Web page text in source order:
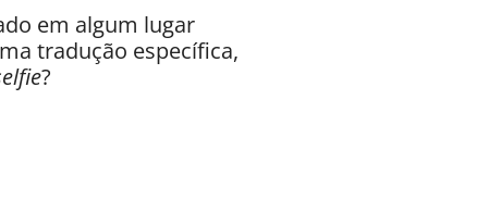
em algum lugar
tradução específica,
?